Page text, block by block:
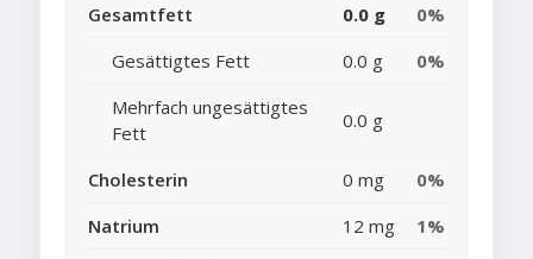
Gesamtfett 0.0 g
0%
Gesättigtes Fett
0.0 g
0%
Mehrfach ungesättigtes
Fett
0.0 g
Cholesterin 0 mg
0%
Natrium
12 mg
1%